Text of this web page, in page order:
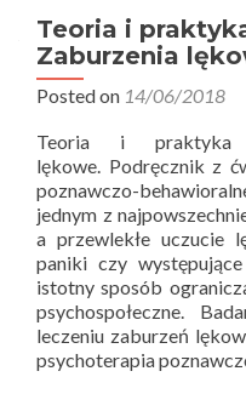
Teoria i
Zaburzenia
Posted on 14/06/2018
Teoria i praktyka
lękowe. Podręcznik z
poznawczo-
jednym z
a przewlekłe uczucie
paniki czy
istotny sposób
psychospołeczne.
leczeniu zaburzeń
psychoterapia